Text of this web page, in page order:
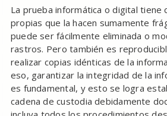
La prueba informática o digital tiene
propias que la hacen sumamente
puede ser fácilmente eliminada o
rastros. Pero también es
realizar copias idénticas de la
eso, garantizar la integridad de la
es fundamental, y esto se logra
cadena de custodia debidamente